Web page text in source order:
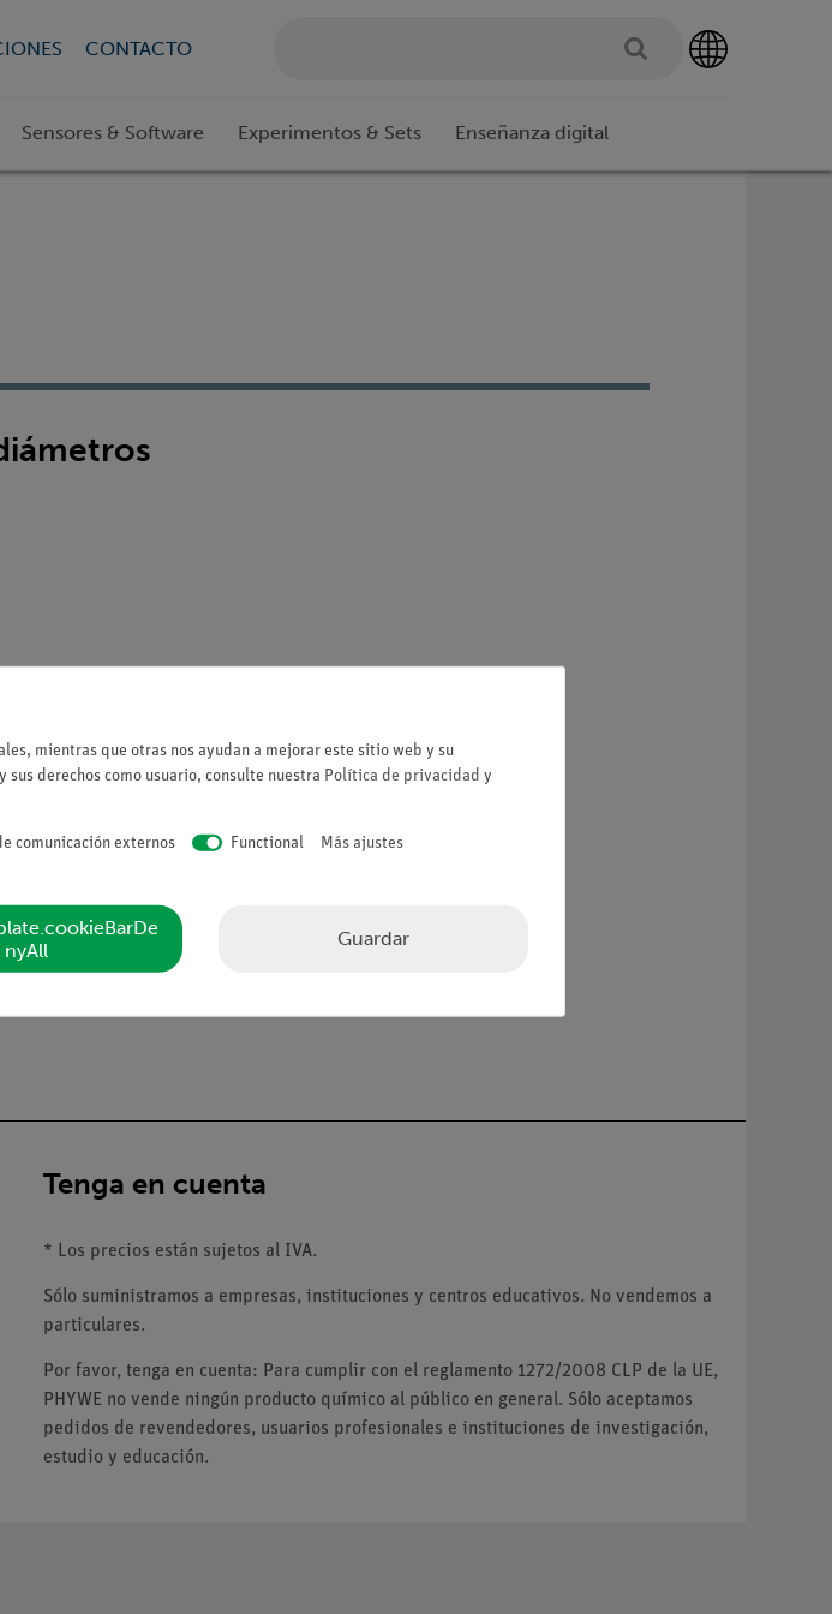
CONTACTO
Sensores & Software Experimentos & Sets Enseñanza digital
Tenga en cuenta
* Los precios están sujetos al IVA.
Sólo suministramos a empresas, instituciones y centros educativos. No vendemos a
particulares.
Por favor, tenga en cuenta: Para cumplir con el reglamento 1272/2008 CLP de la UE,
PHYWE no vende ningún producto químico al público en general. Sólo aceptamos
pedidos de revendedores, usuarios profesionales e instituciones de investigación,
estudio y educación.
mientras que otras nos ayudan a mejorar este sitio web y su
derechos como usuario, consulte nuestra Política de privacidad y
comunicación externos Functional Más ajustes
nyAll
Guardar